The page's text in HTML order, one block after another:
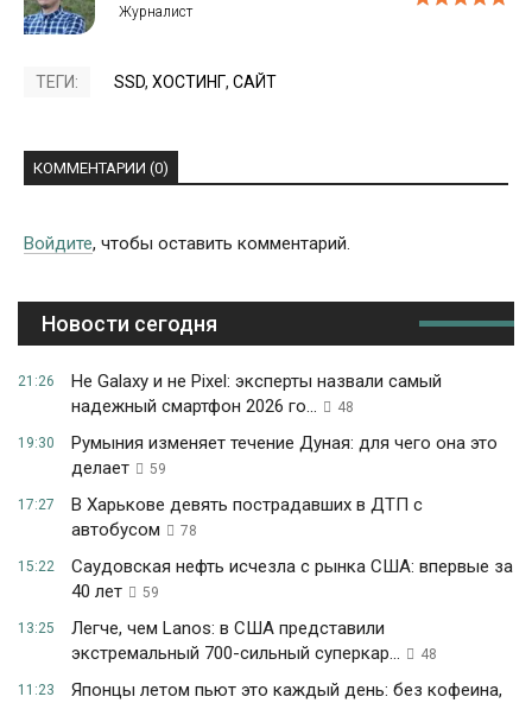
ТЕГИ: SSD, ХОСТИНГ, САЙТ
КОММЕНТАРИИ (0)
Войдите, чтобы оставить комментарий.
Новости сегодня
21:26
Не Galaxy и не Pixel: эксперты назвали самый
надежный смартфон 2026 го...
48
19:30
Румыния изменяет течение Дуная: для чего она это
делает
59
17:27
В Харькове девять пострадавших в ДТП с
автобусом
78
15:22
Саудовская нефть исчезла с рынка США: впервые за
40 лет
59
13:25
Легче, чем Lanos: в США представили
экстремальный 700-сильный суперкар...
48
11:23
Японцы летом пьют это каждый день: без кофеина,